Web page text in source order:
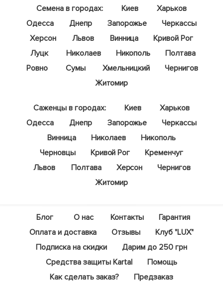
Семена в городах:
Киев
Харьков
Одесса
Днепр Запорожье
Черкассы
Херсон
Львов Винница
Кривой Рог
Луцк
Николаев Никополь
Полтава
Ровно
Сумы Хмельницкий
Чернигов
Житомир
Саженцы в городах: Киев
Харьков
Одесса
Днепр Запорожье
Черкассы
Винница
Николаев
Никополь
Черновцы
Кривой Рог
Кременчуг
Львов
Полтава Херсон
Чернигов
Житомир
Блог О нас Контакты
Гарантия
Оплата и доставка
Отзывы
Клуб "LUX"
Подписка на скидки
Дарим до 250 грн
Средства защиты Kartal
Помощь
Как сделать заказ?
Предзаказ